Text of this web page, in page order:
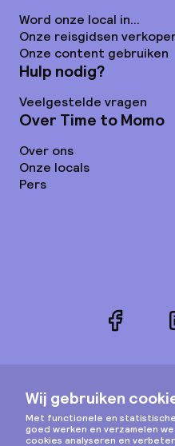
Word onze local in...
Onze reisgidsen
Onze content gebruiken
Hulp nodig?
Veelgestelde vragen
Over Time to Momo
Over ons
Onze locals
Pers